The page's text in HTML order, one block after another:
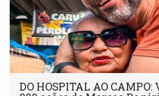
DO HOSPITAL AO